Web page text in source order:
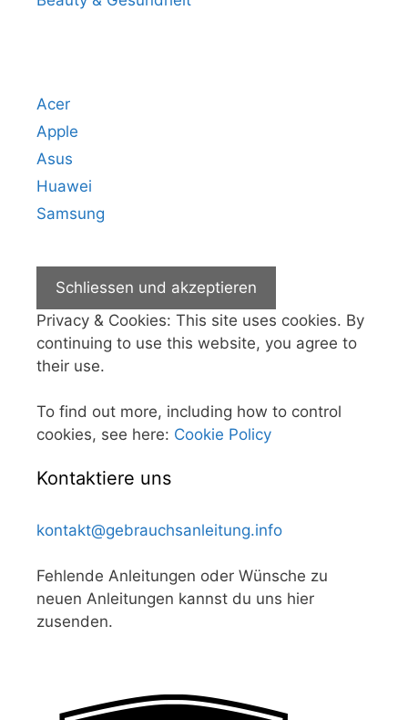
Acer
Apple
Asus
Huawei
Samsung
Privacy & Cookies: This site uses cookies. By
continuing to use this website, you agree to
their use.
To find out more, including how to control
cookies, see here: Cookie Policy
Kontaktiere uns
kontakt@gebrauchsanleitung.info
Fehlende Anleitungen oder Wünsche zu
neuen Anleitungen kannst du uns hier
zusenden.